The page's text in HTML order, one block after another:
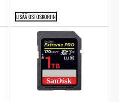
LISÄÄ OSTOSKORIIN